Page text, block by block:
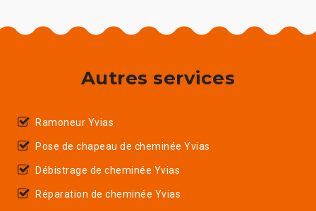
Autres services
Ramoneur Yvias
Pose de chapeau de cheminée Yvias
Débistrage de cheminée Yvias
Réparation de cheminée Yvias